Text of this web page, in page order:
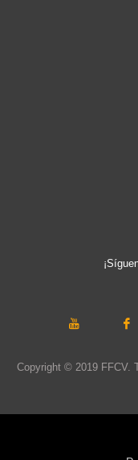
Copyright © 2019 FFCV.